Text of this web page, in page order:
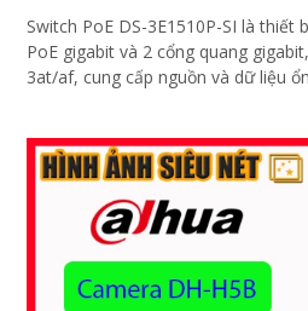
Switch PoE DS-3E1510P-SI là
PoE gigabit và 2 cổng quang
3at/af, cung cấp nguồn và dữ liệu